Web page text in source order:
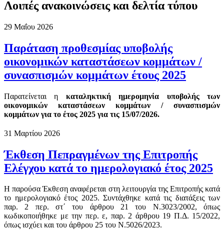
Λοιπές ανακοινώσεις και δελτία τύπου
29 Μαΐου 2026
Παράταση προθεσμίας υποβολής
οικονομικών καταστάσεων κομμάτων /
συνασπισμών κομμάτων έτους 2025
Παρατείνεται η καταληκτική ημερομηνία υποβολής των
οικονομικών καταστάσεων κομμάτων / συνασπισμών
κομμάτων για το έτος 2025 για τις 15/07/2026.
31 Μαρτίου 2026
Έκθεση Πεπραγμένων της Επιτροπής
Ελέγχου κατά το ημερολογιακό έτος 2025
Η παρούσα Έκθεση αναφέρεται στη λειτουργία της Επιτροπής κατά
το ημερολογιακό έτος 2025. Συντάχθηκε κατά τις διατάξεις των
παρ. 2 περ. στ΄ του άρθρου 21 του Ν.3023/2002, όπως
κωδικοποιήθηκε με την περ. ε, παρ. 2 άρθρου 19 Π.Δ. 15/2022,
όπως ισχύει και του άρθρου 25 του Ν.5026/2023.